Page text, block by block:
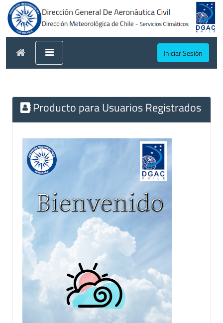
Iniciar Sesión
Producto para Usuarios Registrados